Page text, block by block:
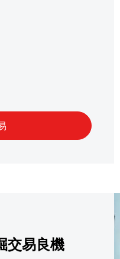
交易良機